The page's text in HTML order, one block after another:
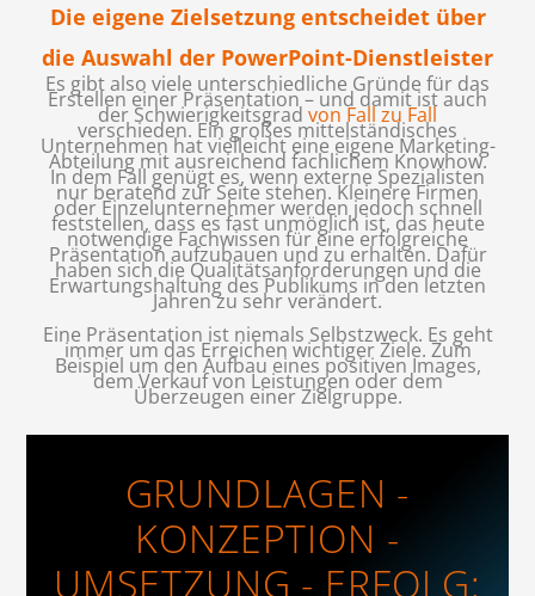
Die eigene Zielsetzung entscheidet über
die Auswahl der PowerPoint-Dienstleister
Es gibt also viele unterschiedliche Gründe für das
Erstellen einer Präsentation – und damit ist auch
der Schwierigkeitsgrad von Fall zu Fall
verschieden. Ein großes mittelständisches
Unternehmen hat vielleicht eine eigene Marketing-
Abteilung mit ausreichend fachlichem Knowhow.
In dem Fall genügt es, wenn externe Spezialisten
nur beratend zur Seite stehen. Kleinere Firmen
oder Einzelunternehmer werden jedoch schnell
feststellen, dass es fast unmöglich ist, das heute
notwendige Fachwissen für eine erfolgreiche
Präsentation aufzubauen und zu erhalten. Dafür
haben sich die Qualitätsanforderungen und die
Erwartungshaltung des Publikums in den letzten
Jahren zu sehr verändert.
Eine Präsentation ist niemals Selbstzweck. Es geht
immer um das Erreichen wichtiger Ziele. Zum
Beispiel um den Aufbau eines positiven Images,
dem Verkauf von Leistungen oder dem
Überzeugen einer Zielgruppe.
GRUNDLAGEN -
KONZEPTION -
UMSETZUNG - ERFOLG: